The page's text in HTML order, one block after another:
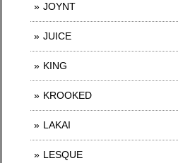
JOYNT
JUICE
KING
KROOKED
LAKAI
LESQUE